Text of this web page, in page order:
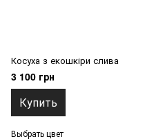
Косуха з екошкіри слива
3 100 грн
Купить
Выбрать цвет